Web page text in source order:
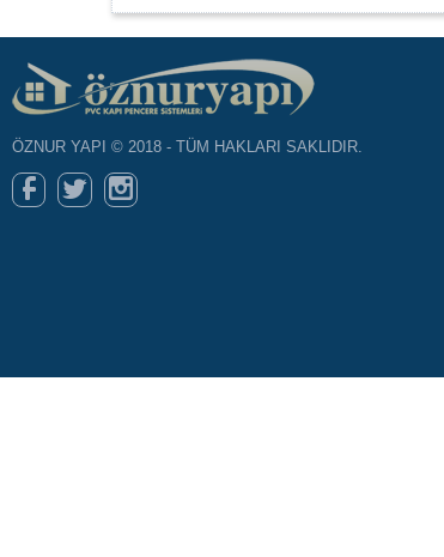
ÖZNUR YAPI © 2018 - TÜM HAKLARI SAKLIDIR.